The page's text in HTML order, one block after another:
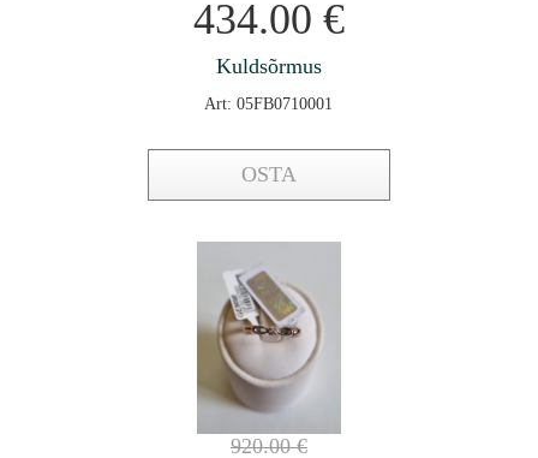
434.00 €
Kuldsõrmus
Art: 05FB0710001
OSTA
920.00€